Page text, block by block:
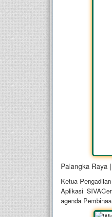
Palangka Raya
Ketua
Aplikasi
agenda